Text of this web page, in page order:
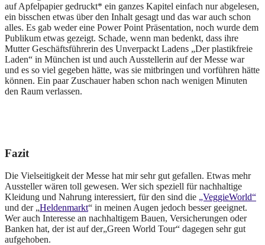
auf Apfelpapier gedruckt* ein ganzes Kapitel einfach nur abgelesen,
ein bisschen etwas über den Inhalt gesagt und das war auch schon
alles. Es gab weder eine Power Point Präsentation, noch wurde dem
Publikum etwas gezeigt. Schade, wenn man bedenkt, dass ihre
Mutter Geschäftsführerin des Unverpackt Ladens „Der plastikfreie
Laden“ in München ist und auch Ausstellerin auf der Messe war
und es so viel gegeben hätte, was sie mitbringen und vorführen hätte
können. Ein paar Zuschauer haben schon nach wenigen Minuten
den Raum verlassen.
Fazit
Die Vielseitigkeit der Messe hat mir sehr gut gefallen. Etwas mehr
Aussteller wären toll gewesen. Wer sich speziell für nachhaltige
Kleidung und Nahrung interessiert, für den sind die „VeggieWorld“
und der „Heldenmarkt“ in meinen Augen jedoch besser geeignet.
Wer auch Interesse an nachhaltigem Bauen, Versicherungen oder
Banken hat, der ist auf der„Green World Tour“ dagegen sehr gut
aufgehoben.